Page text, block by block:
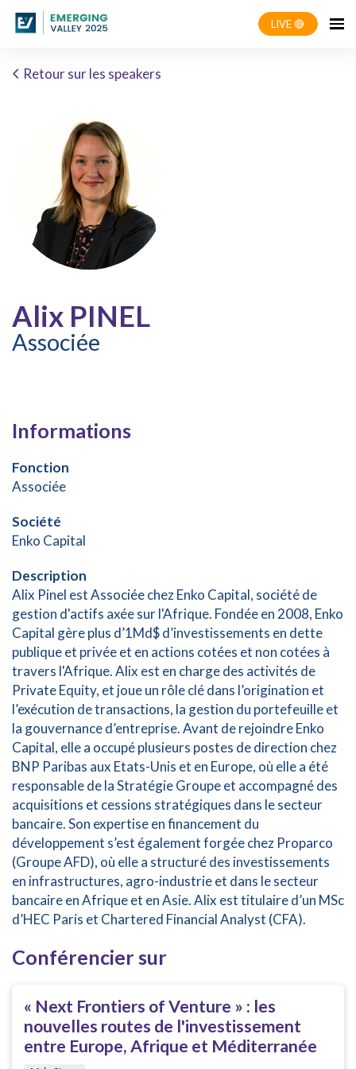
LIVE 🔴
Retour sur les speakers
Alix PINEL
Associée
Informations
Fonction
Associée
Société
Enko Capital
Description
Alix Pinel est Associée chez Enko Capital, société de
gestion d'actifs axée sur l'Afrique. Fondée en 2008, Enko
Capital gère plus d’1Md$ d’investissements en dette
publique et privée et en actions cotées et non cotées à
travers l'Afrique. Alix est en charge des activités de
Private Equity, et joue un rôle clé dans l’origination et
l’exécution de transactions, la gestion du portefeuille et
la gouvernance d’entreprise. Avant de rejoindre Enko
Capital, elle a occupé plusieurs postes de direction chez
BNP Paribas aux Etats-Unis et en Europe, où elle a été
responsable de la Stratégie Groupe et accompagné des
acquisitions et cessions stratégiques dans le secteur
bancaire. Son expertise en financement du
développement s’est également forgée chez Proparco
(Groupe AFD), où elle a structuré des investissements
en infrastructures, agro-industrie et dans le secteur
bancaire en Afrique et en Asie. Alix est titulaire d’un MSc
d’HEC Paris et Chartered Financial Analyst (CFA).
Conférencier sur
« Next Frontiers of Venture » : les
nouvelles routes de l'investissement
entre Europe, Afrique et Méditerranée